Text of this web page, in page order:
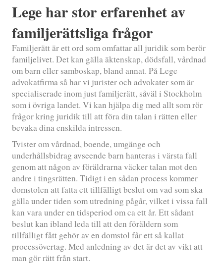
Lege har stor erfarenhet av
familjerättsliga frågor
Familjerätt är ett ord som omfattar all juridik som berör
familjelivet. Det kan gälla äktenskap, dödsfall, vårdnad
om barn eller samboskap, bland annat. På Lege
advokatfirma så har vi jurister och advokater som är
specialiserade inom just familjerätt, såväl i Stockholm
som i övriga landet. Vi kan hjälpa dig med allt som rör
frågor kring juridik till att föra din talan i rätten eller
bevaka dina enskilda intressen.
Tvister om vårdnad, boende, umgänge och
underhållsbidrag avseende barn hanteras i värsta fall
genom att någon av föräldrarna väcker talan mot den
andre i tingsrätten. Tidigt i en sådan process kommer
domstolen att fatta ett tillfälligt beslut om vad som ska
gälla under tiden som utredning pågår, vilket i vissa fall
kan vara under en tidsperiod om ca ett år. Ett sådant
beslut kan ibland leda till att den föräldern som
tillfälligt fått gehör av en domstol får ett så kallat
processövertag. Med anledning av det är det av vikt att
man gör rätt från start.